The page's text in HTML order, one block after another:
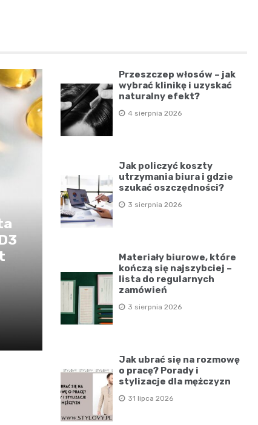
Przeszczep włosów – jak
wybrać klinikę i uzyskać
naturalny efekt?
4 sierpnia 2026
Jak policzyć koszty
utrzymania biura i gdzie
szukać oszczędności?
3 sierpnia 2026
Materiały biurowe, które
kończą się najszybciej –
lista do regularnych
zamówień
3 sierpnia 2026
Jak ubrać się na rozmowę
o pracę? Porady i
stylizacje dla mężczyzn
31 lipca 2026